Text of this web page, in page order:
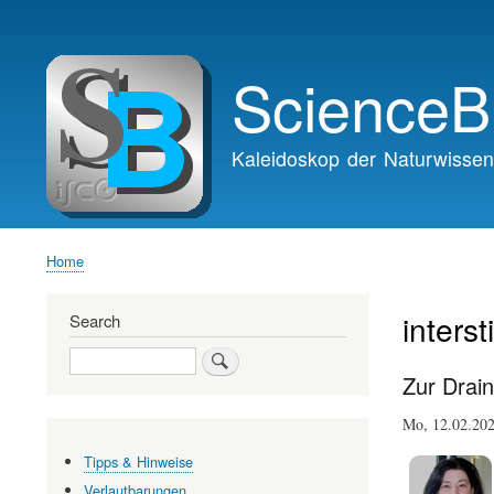
navigation
Kaleidoskop der
Home
Zur
Mo,
Search
Search
Tipps & Hinweise
Verlautbarungen